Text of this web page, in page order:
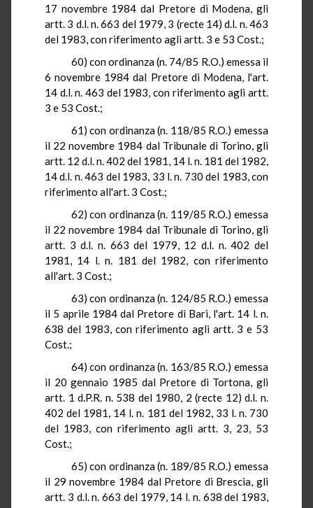
17 novembre 1984 dal Pretore di Modena, gli
artt. 3 d.l. n.663 del 1979, 3 (recte14) d.l. n. 463
del 1983, con riferimento agli artt. 3 e 53 Cost.;
60) con ordinanza (n. 74/85 R.O.) emessa il
6 novembre 1984 dal Pretore di Modena, l'art.
14 d.l. n. 463 del 1983, con riferimento agli artt.
3 e 53 Cost.;
61) con ordinanza (n. 118/85 R.O.) emessa
il 22 novembre 1984 dal Tribunale di Torino, gli
artt. 12 d.l. n. 402 del 1981, 14 l. n. 181 del 1982,
14 d.l. n. 463 del 1983, 33 l. n. 730 del 1983, con
riferimento all'art. 3 Cost.;
62) con ordinanza (n. 119/85 R.O.) emessa
il 22 novembre 1984 dal Tribunale di Torino, gli
artt. 3 d.l. n. 663 del 1979, 12 d.l. n. 402 del
1981, 14 l. n. 181 del 1982, con riferimento
all'art. 3 Cost.;
63) con ordinanza (n. 124/85 R.O.) emessa
il 5 aprile 1984 dal Pretore di Bari, l'art. 14 l. n.
638 del 1983, con riferimento agli artt. 3 e 53
Cost.;
64) con ordinanza (n. 163/85 R.O.) emessa
il 20 gennaio 1985 dal Pretore di Tortona, gli
artt. 1d.P.R. n. 538 del 1980, 2 (recte 12) d.l. n.
402 del 1981, 14 l. n. 181 del 1982, 33 l. n. 730
del 1983, con riferimento agli artt. 3, 23, 53
Cost.;
65) con ordinanza (n. 189/85 R.O.) emessa
il 29 novembre 1984 dal Pretore di Brescia, gli
artt. 3 d.l. n. 663 del 1979, 14 l. n. 638 del 1983,